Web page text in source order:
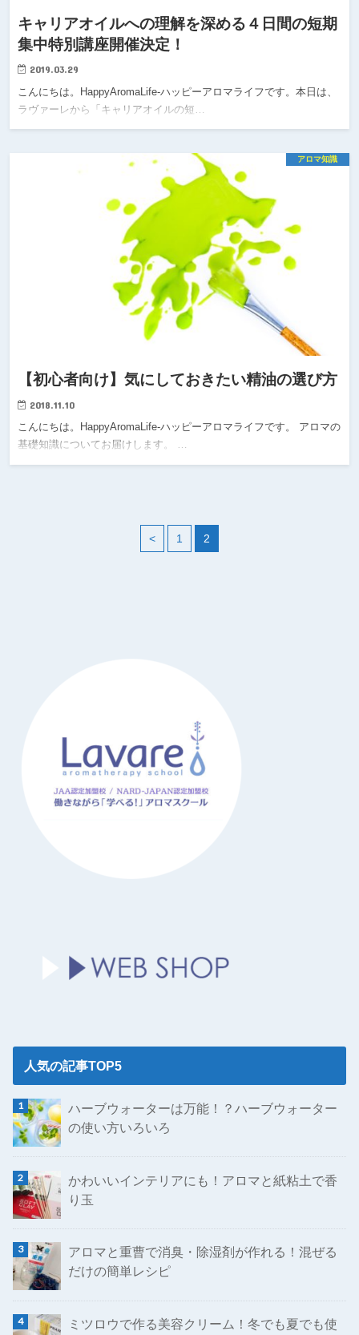
キャリアオイルへの理解を深める４日間の短期
集中特別講座開催決定！
2019.03.29
こんにちは。HappyAromaLife-ハッピーアロマライフです。本日は、
ラヴァーレから「キャリアオイルの短…
アロマ知識
【初心者向け】気にしておきたい精油の選び方
2018.11.10
こんにちは。HappyAromaLife-ハッピーアロマライフです。 アロマの
基礎知識についてお届けします。 …
< 1 2
人気の記事TOP5
ハーブウォーターは万能！？ハーブウォーター
の使い方いろいろ
かわいいインテリアにも！アロマと紙粘土で香
り玉
アロマと重曹で消臭・除湿剤が作れる！混ぜる
だけの簡単レシピ
ミツロウで作る美容クリーム！冬でも夏でも使